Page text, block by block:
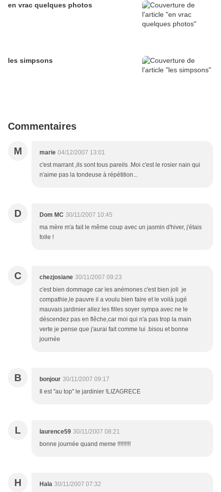
en vrac quelques photos
les simpsons
Commentaires
M marie 04/12/2007 13:01
c'est marrant ,ils sont tous pareils .Moi c'est le rosier nain qui
n'aime pas la tondeuse à répétition...
D Dom MC 30/11/2007 10:45
ma mère m'a fait le même coup avec un jasmin d'hiver, j'étais
folle !
C chezjosiane 30/11/2007 09:23
c'est bien dommage car les anémones c'est bien joli je
compathie,le pauvre il a voulu bien faire et le voilà jugé
mauvais jardinier allez les filles soyer sympa avec ne le
déscendez pas en flêche,car moi qui n'a pas trop la main
verte je pense que j'aurai fait comme lui .bisou et bonne
journée
B bonjour 30/11/2007 09:17
Il est "au top" le jardinier !LIZAGRECE
L laurence59 30/11/2007 08:21
bonne journée quand meme !!!!!!!!!
H Hala 30/11/2007 07:32